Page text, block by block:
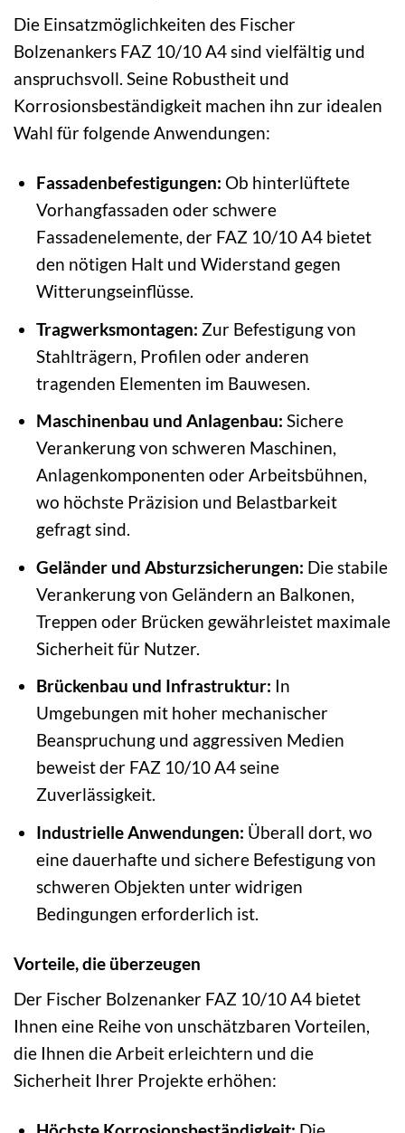
Die Einsatzmöglichkeiten des Fischer
Bolzenankers FAZ 10/10 A4 sind vielfältig und
anspruchsvoll. Seine Robustheit und
Korrosionsbeständigkeit machen ihn zur idealen
Wahl für folgende Anwendungen:
Fassadenbefestigungen: Ob hinterlüftete
Vorhangfassaden oder schwere
Fassadenelemente, der FAZ 10/10 A4 bietet
den nötigen Halt und Widerstand gegen
Witterungseinflüsse.
Tragwerksmontagen: Zur Befestigung von
Stahlträgern, Profilen oder anderen
tragenden Elementen im Bauwesen.
Maschinenbau und Anlagenbau: Sichere
Verankerung von schweren Maschinen,
Anlagenkomponenten oder Arbeitsbühnen,
wo höchste Präzision und Belastbarkeit
gefragt sind.
Geländer und Absturzsicherungen: Die stabile
Verankerung von Geländern an Balkonen,
Treppen oder Brücken gewährleistet maximale
Sicherheit für Nutzer.
Brückenbau und Infrastruktur: In
Umgebungen mit hoher mechanischer
Beanspruchung und aggressiven Medien
beweist der FAZ 10/10 A4 seine
Zuverlässigkeit.
Industrielle Anwendungen: Überall dort, wo
eine dauerhafte und sichere Befestigung von
schweren Objekten unter widrigen
Bedingungen erforderlich ist.
Vorteile, die überzeugen
Der Fischer Bolzenanker FAZ 10/10 A4 bietet
Ihnen eine Reihe von unschätzbaren Vorteilen,
die Ihnen die Arbeit erleichtern und die
Sicherheit Ihrer Projekte erhöhen: